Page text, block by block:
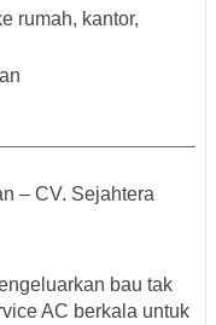
rumah, kantor,
– CV. Sejahtera
bau tak
AC berkala untuk